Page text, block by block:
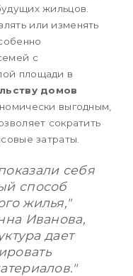
жильцов.
или изменять
с
площади в
домов
выгодным,
сократить
затраты.
себя
способ
жилья,"
Иванова,
дает